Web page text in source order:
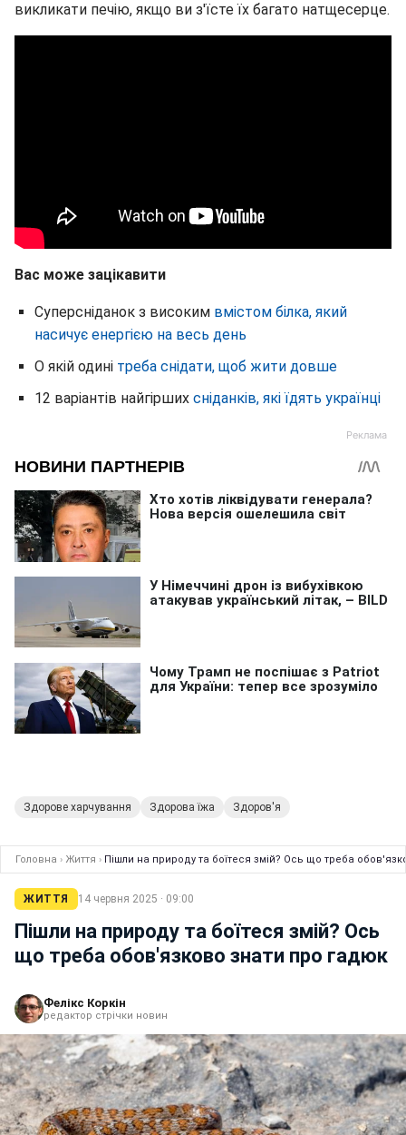
викликати печію, якщо ви з'їсте їх багато натщесерце.
Вас може зацікавити
Суперсніданок з високим вмістом білка, який
насичує енергією на весь день
О якій одині треба снідати, щоб жити довше
12 варіантів найгірших сніданків, які їдять українці
Здорове харчування Здорова їжа Здоров'я
Головна › Життя › Пішли на природу та боїтеся змій? Ось що треба
ЖИТТЯ 14 червня 2025 · 09:00
Пішли на природу та боїтеся змій? Ось
що треба обов'язково знати про гадюк
Фелікс Коркін
редактор стрічки новин